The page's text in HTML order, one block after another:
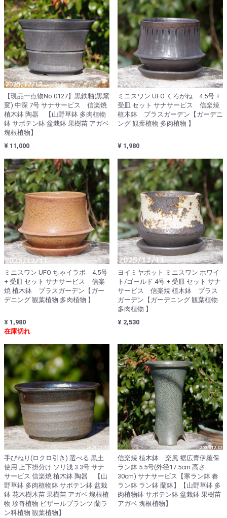
【現品一点物No.0127】黒鉄釉(黒窯
変) 中深 7号 サナサービス 信楽焼
植木鉢 陶器 【山野草鉢 多肉植物
鉢 サボテン鉢 盆栽鉢 果樹苗 アガベ
塊根植物】
¥ 11,000
ミニスワン UFO くろがね 4.5号 +
受皿 セット サナサービス 信楽焼
植木鉢 プラスガーデン【ガーデニ
ング 観葉植物 多肉植物 】
¥ 1,980
ミニスワン UFO ちゃイラボ 4.5号
+ 受皿 セット サナサービス 信楽
焼 植木鉢 プラスガーデン【ガー
デニング 観葉植物 多肉植物 】
¥ 1,980
在庫切れ
ヨイミヤポット ミニスワン ホワイ
ト/ゴールド 4号 + 受皿 セット サナ
サービス 信楽焼 植木鉢 プラス
ガーデン【ガーデニング 観葉植物
多肉植物 】
¥ 2,530
手びねり(ロクロ引き) 選べる 黒土
使用 上下掛分け ソリ浅 3.3号 サナ
サービス 信楽焼 植木鉢 陶器 【山
野草鉢 多肉植物鉢 サボテン鉢 盆栽
鉢 花木樹木苗 果樹苗 アガベ 塊根植
物 珍奇植物 ビザールプランツ 蘭ラ
ン科植物 観葉植物】
信楽焼 植木鉢 楽風 裾広青伊羅保
ラン鉢 5.5号(外径17.5cm 高さ
30cm) サナサービス【寒ラン鉢 春
ラン鉢 ラン鉢 蘭鉢】【山野草鉢 多
肉植物鉢 サボテン鉢 盆栽鉢 果樹苗
アガベ 塊根植物】